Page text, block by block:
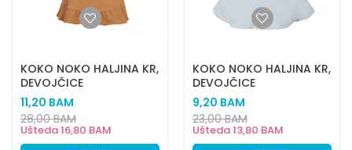
KOKO NOKO HALJINA KR,
DEVOJČICE
11,20 BAM
Ušteda16,80 BAM
28,00BAM
KOKO NOKO HALJINA KR,
DEVOJČICE
9,20 BAM
Ušteda13,80 BAM
23,00BAM